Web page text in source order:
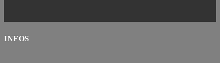
INFOS